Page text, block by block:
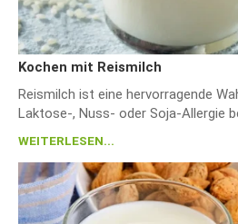
Kochen mit Reismilch
Reismilch ist eine hervorragende
Laktose-, Nuss- oder Soja-Allergie
WEITERLESEN...